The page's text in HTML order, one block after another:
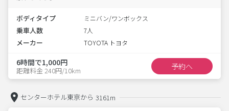
ボディタイプ ミニバン/ワンボックス
乗車人数 7人
メーカー TOYOTA トヨタ
6時間で1,000円
距離料金 240円/10km 予約へ
センターホテル東京から 3161m